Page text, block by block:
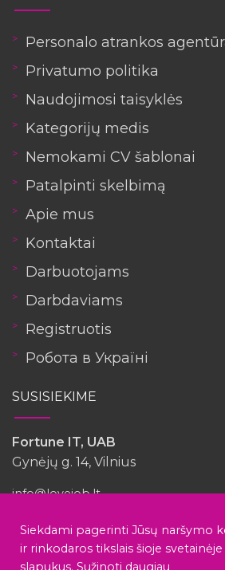
Personalo atrankos
Privatumo politika
Naudojimosi taisyklės
Kategorijų medis
Nemokami CV šablonai
Patalpinti skelbimą
Apie mus
Kontaktai
Darbuotojams
Darbdaviams
Registruotis
Робота в Україні
SUSISIEKIME
Fortune IT, UAB
Gynėjų g. 14, Vilnius
info@lovejob.lt
Siekdami pagerinti Jūsų naršymo
ir rinkodaros tikslais šioje
slapukus. Sužinoti daugiau